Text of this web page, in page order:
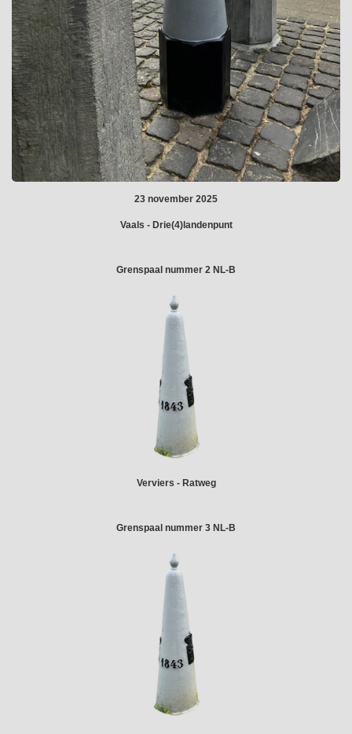
23 november 2025
Vaals - Drie(4)landenpunt
Grenspaal nummer 2 NL-B
Verviers - Ratweg
Grenspaal nummer 3 NL-B